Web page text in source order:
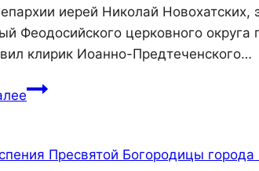
иерей Николай
Феодосийского церковного
клирик Иоанно-Предтеченского…
Епископ
престольные